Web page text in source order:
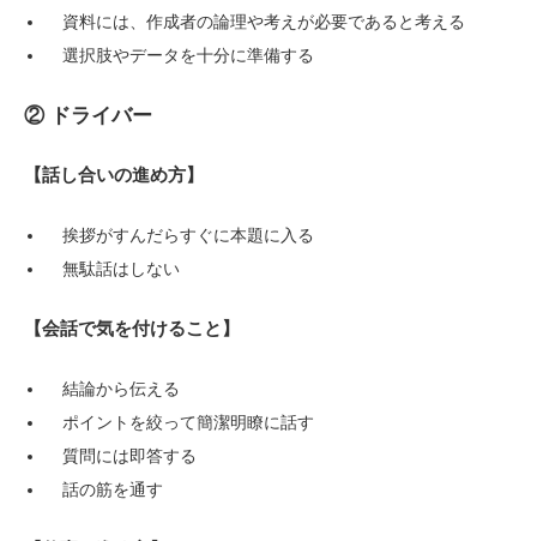
資料には、作成者の論理や考えが必要であると考える
選択肢やデータを十分に準備する
② ドライバー
【話し合いの進め方】
挨拶がすんだらすぐに本題に入る
無駄話はしない
【会話で気を付けること】
結論から伝える
ポイントを絞って簡潔明瞭に話す
質問には即答する
話の筋を通す